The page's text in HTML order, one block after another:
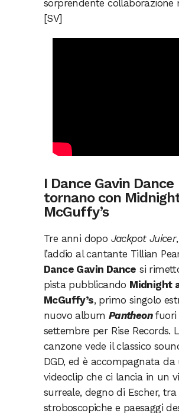
sorprendente collaborazione
[SV]
I Dance Gavin Dance
tornano con
McGuffy’s
Tre anni dopo Jackpot Juicer
l’addio al cantante Tillian
Dance Gavin Dance si
pista pubblicando Midnight
McGuffy’s, primo singolo
nuovo album Pantheon fuori
settembre per Rise Records.
canzone vede il classico
DGD, ed è accompagnata da
videoclip che ci lancia in un
surreale, degno di Escher,
stroboscopiche e paesaggi